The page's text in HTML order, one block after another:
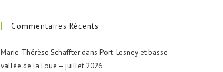
Commentaires Récents
Marie-Thérèse Schaffter dans Port-Lesney et basse
vallée de la Loue – juillet 2026